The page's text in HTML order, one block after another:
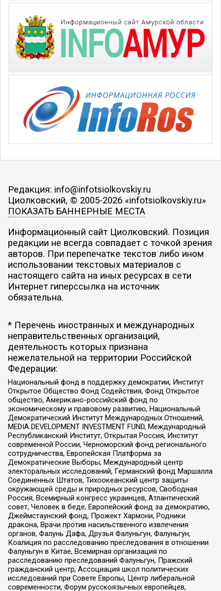
Редакция: info@infotsiolkovskiy.ru
Циолковский, © 2005-2026 «infotsiolkovskiy.ru»
ПОКАЗАТЬ БАННЕРНЫЕ МЕСТА
Информационный сайт Циолковский. Позиция
редакции не всегда совпадает с точкой зрения
авторов. При перепечатке текстов либо ином
использовании текстовых материалов с
настоящего сайта на иных ресурсах в сети
Интернет гиперссылка на источник
обязательна.
* Перечень иностранных и международных
неправительственных организаций,
деятельность которых признана
нежелательной на территории Российской
Федерации:
Национальный фонд в поддержку демократии, Институт
Открытое Общество Фонд Содействия, Фонд Открытое
общество, Американо-российский фонд по
экономическому и правовому развитию, Национальный
Демократический Институт Международных Отношений,
MEDIA DEVELOPMENT INVESTMENT FUND, Международный
Республиканский Институт, Открытая Россия, Институт
современной России, Черноморский фонд регионального
сотрудничества, Европейская Платформа за
Демократические Выборы, Международный центр
электоральных исследований, Германский фонд Маршалла
Соединенных Штатов, Тихоокеанский центр защиты
окружающей среды и природных ресурсов, Свободная
Россия, Всемирный конгресс украинцев, Атлантический
совет, Человек в беде, Европейский фонд за демократию,
Джеймстаунский фонд, Прожект Хармони, Родники
дракона, Врачи против насильственного извлечения
органов, Фалунь Дафа, Друзья Фалуньгун, Фалуньгун,
Коалиция по расследованию преследования в отношении
Фалуньгун в Китае, Всемирная организация по
расследованию преследований Фалуньгун, Пражский
гражданский центр, Ассоциация школ политических
исследований при Совете Европы, Центр либеральной
современности, Форум русскоязычных европейцев,